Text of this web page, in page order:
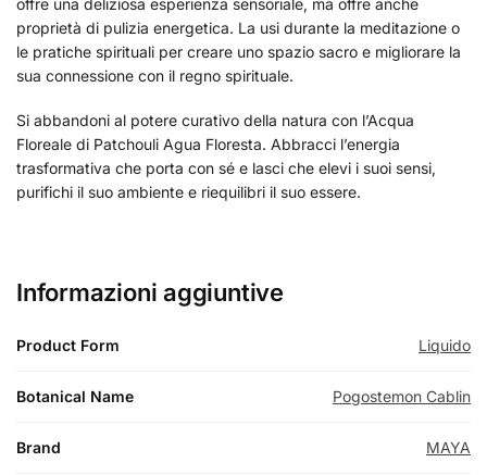
proprietà di pulizia energetica. La usi durante la meditazione o
le pratiche spirituali per creare uno spazio sacro e migliorare la
sua connessione con il regno spirituale.
Si abbandoni al potere curativo della natura con l’Acqua
Floreale di Patchouli Agua Floresta. Abbracci l’energia
trasformativa che porta con sé e lasci che elevi i suoi sensi,
purifichi il suo ambiente e riequilibri il suo essere.
Informazioni aggiuntive
Product Form Liquido
Botanical Name Pogostemon Cablin
Brand MAYA